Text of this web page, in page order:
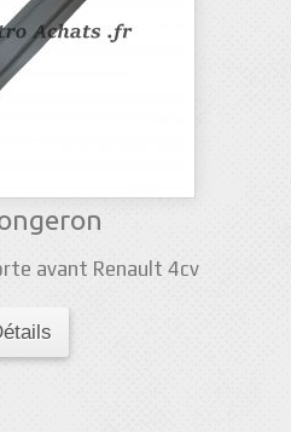
avant Renault 4cv